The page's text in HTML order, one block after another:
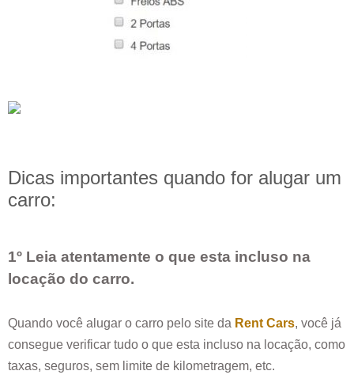
Dicas importantes quando for alugar um
carro:
1º Leia atentamente o que esta incluso na
locação do carro.
Quando você alugar o carro pelo site da Rent Cars, você já
consegue verificar tudo o que esta incluso na locação, como
taxas, seguros, sem limite de kilometragem, etc.